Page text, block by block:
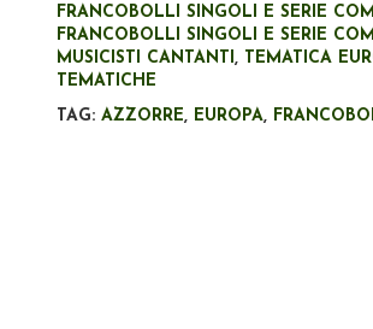
FRANCOBOLLI SINGOLI E SERIE
FRANCOBOLLI SINGOLI E SERIE
MUSICISTI CANTANTI, TEMATICA
TEMATICHE
TAG:AZZORRE, EUROPA,